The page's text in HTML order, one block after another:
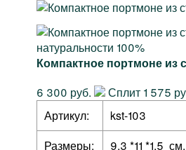
натуральности 100%
Компактное портмоне из
6 300 руб.
Сплит 1 575
Артикул:
kst-103
Размеры:
9,3 *11 *1,5 см.